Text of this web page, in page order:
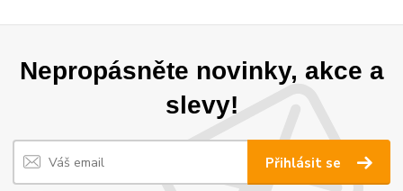
Nepropásněte novinky, akce a
slevy!
Přihlásit se